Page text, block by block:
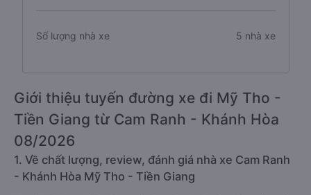
Số lượng nhà xe 5 nhà xe
Giới thiệu tuyến đường xe đi Mỹ Tho -
Tiền Giang từ Cam Ranh - Khánh Hòa
08/2026
1. Về chất lượng, review, đánh giá nhà xe Cam Ranh
- Khánh Hòa Mỹ Tho - Tiền Giang